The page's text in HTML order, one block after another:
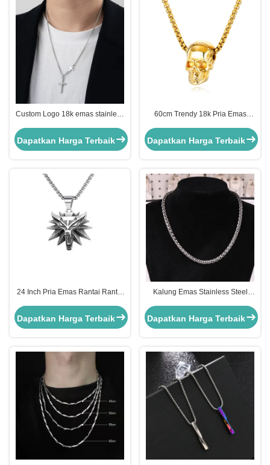
Custom Logo 18k emas stainless
Dapatkan Harga Terbaik
60cm Trendy 18k Pria Emas
Dapatkan Harga Terbaik
24 Inch Pria Emas Rantai Rantai
Panjang
Dapatkan Harga Terbaik
Kalung Emas Stainless Steel
Stainless 45cm
Dapatkan Harga Terbaik